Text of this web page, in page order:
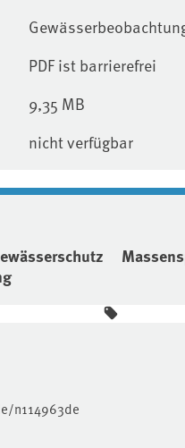
PDF ist barrierefrei
9,35 MB
nicht verfügbar
n114963de